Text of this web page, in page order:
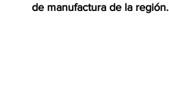
de manufactura de la región.